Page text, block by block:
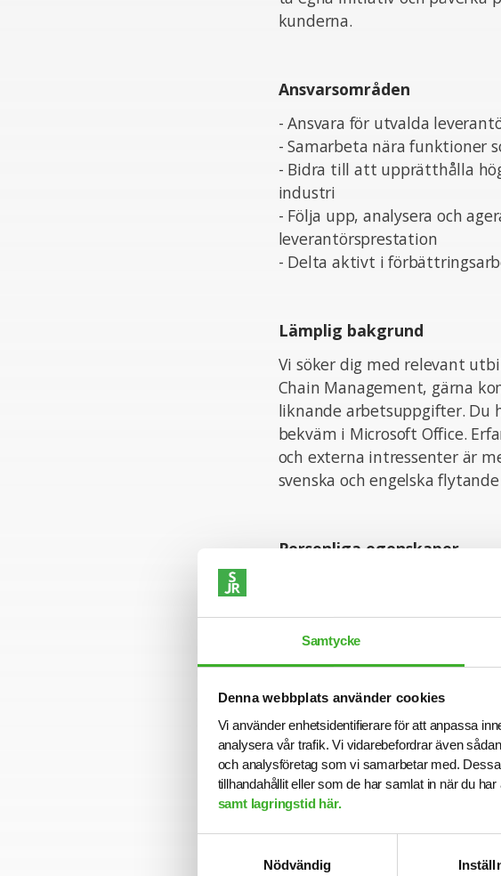
Samtycke
Denna webbplats använder cookies
Vi använder enhetsidentifierare för att anpassa
analysera vår trafik. Vi vidarebefordrar även
och analysföretag som vi samarbetar med.
tillhandahållit eller som de har samlat in när du
samt lagringstid här.
Nödvändig
kunderna.
Ansvarsområden
- Ansvara för utvalda
- Samarbeta nära funktioner
- Bidra till att upprätthålla
industri
- Följa upp, analysera och
leverantörsprestation
- Delta aktivt i
Lämplig bakgrund
Vi söker dig med relevant
Chain Management, gärna
liknande arbetsuppgifter. Du
bekväm i Microsoft Office.
och externa intressenter är
svenska och engelska
Personliga egenskaper
nya idéer samt agera där du
samarbetsinriktat
Ansökan
Vi intervjuar löpande och
Varmt välkommen med din